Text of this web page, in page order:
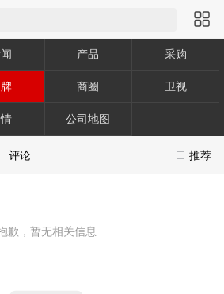
产品 采购
商圈 卫视
公司地图
推荐
评论
歉，暂无相关信息